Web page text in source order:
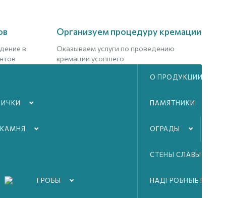
ГРОБЫ
О ПРОДУКЦИИ
ПАМЯТНИКИ
ОГРАДЫ
СТЕНЫ СЛАВЫ ВОВ
НАДГРОБНЫЕ ПЛИТЫ
в
Организуем процедуру кремации
Оказываем услуги по проведению
кремации усопшего